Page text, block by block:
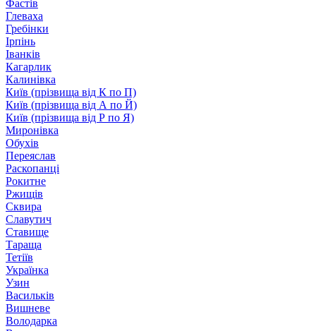
Фастів
Глеваха
Гребінки
Ірпінь
Іванків
Кагарлик
Калинівка
Київ (прізвища від К по П)
Київ (прізвища від А по Й)
Київ (прізвища від Р по Я)
Миронівка
Обухів
Переяслав
Раскопанці
Рокитне
Ржищів
Сквира
Славутич
Ставище
Тараща
Тетіїв
Українка
Узин
Васильків
Вишневе
Володарка